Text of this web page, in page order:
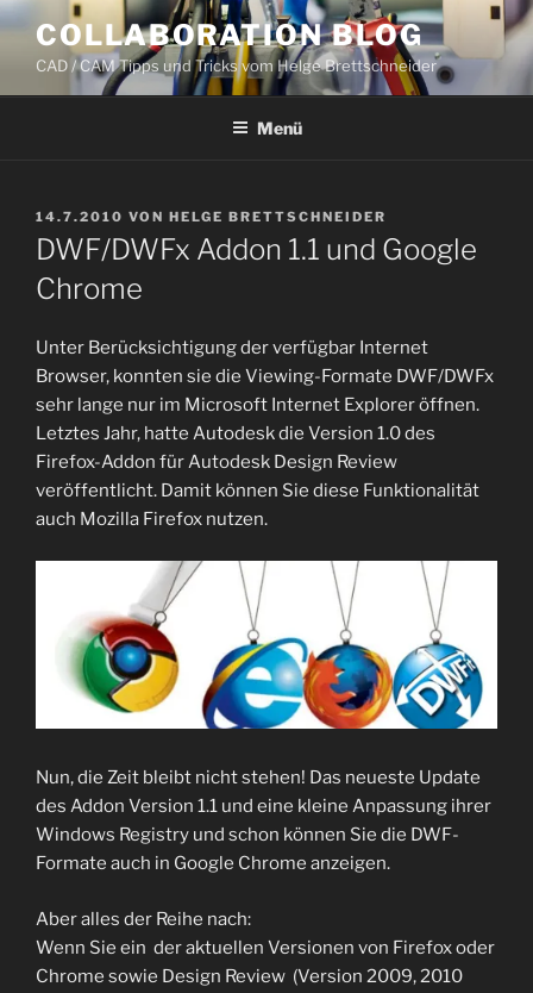
Zum
Inhalt
springen
COLLABORATION BLOG
CAD / CAM Tipps und Tricks vom Helge Brettschneider
Menü
VERÖFFENTLICHT
AM
14.7.2010 VON HELGE BRETTSCHNEIDER
DWF/DWFx Addon 1.1 und Google
Chrome
Unter Berücksichtigung der verfügbar Internet
Browser, konnten sie die Viewing-Formate DWF/DWFx
sehr lange nur im Microsoft Internet Explorer öffnen.
Letztes Jahr, hatte Autodesk die Version 1.0 des
Firefox-Addon für Autodesk Design Review
veröffentlicht. Damit können Sie diese Funktionalität
auch Mozilla Firefox nutzen.
Nun, die Zeit bleibt nicht stehen! Das neueste Update
des Addon Version 1.1 und eine kleine Anpassung ihrer
Windows Registry und schon können Sie die DWF-
Formate auch in Google Chrome anzeigen.
Aber alles der Reihe nach:
Wenn Sie ein der aktuellen Versionen von Firefox oder
Chrome sowie Design Review (Version 2009, 2010